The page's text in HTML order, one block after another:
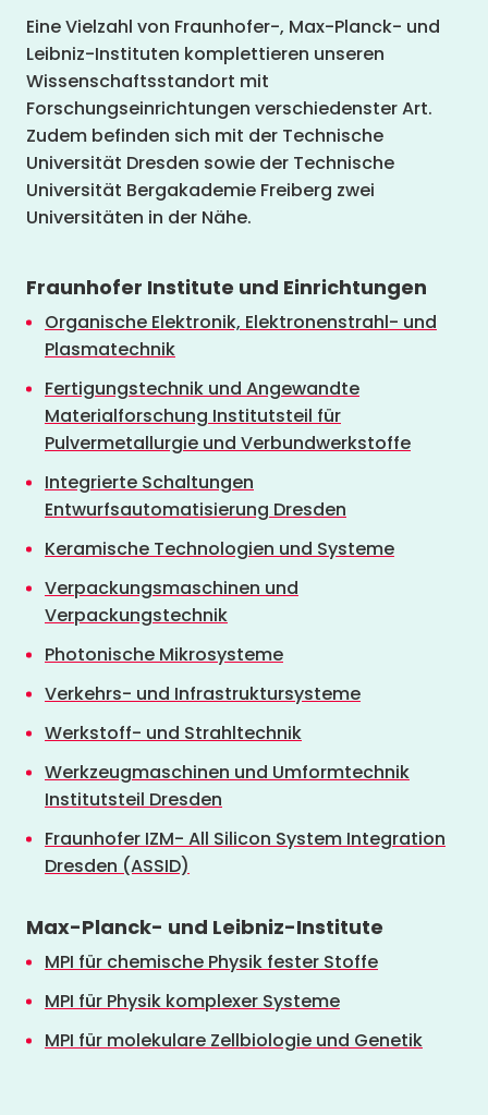
Eine Vielzahl von Fraunhofer-, Max-Planck- und
Leibniz-Instituten komplettieren unseren
Wissenschaftsstandort mit
Forschungseinrichtungen verschiedenster Art.
Zudem befinden sich mit der Technische
Universität Dresden sowie der Technische
Universität Bergakademie Freiberg zwei
Universitäten in der Nähe.
Fraunhofer Institute und Einrichtungen
Organische Elektronik, Elektronenstrahl- und
Plasmatechnik
Fertigungstechnik und Angewandte
Materialforschung Institutsteil für
Pulvermetallurgie und Verbundwerkstoffe
Integrierte Schaltungen
Entwurfsautomatisierung Dresden
Keramische Technologien und Systeme
Verpackungsmaschinen und
Verpackungstechnik
Photonische Mikrosysteme
Verkehrs- und Infrastruktursysteme
Werkstoff- und Strahltechnik
Werkzeugmaschinen und Umformtechnik
Institutsteil Dresden
Fraunhofer IZM- All Silicon System Integration
Dresden (ASSID)
Max-Planck- und Leibniz-Institute
MPI für chemische Physik fester Stoffe
MPI für Physik komplexer Systeme
MPI für molekulare Zellbiologie und Genetik